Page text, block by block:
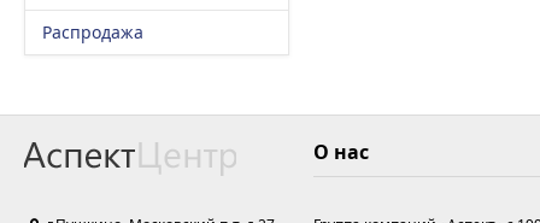
Распродажа
О нас